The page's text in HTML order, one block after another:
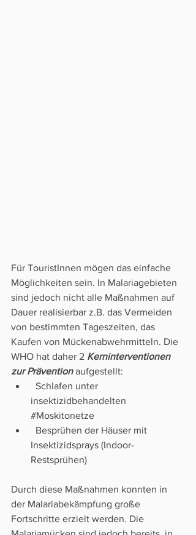
Für TouristInnen mögen das einfache
Möglichkeiten sein. In Malariagebieten
sind jedoch nicht alle Maßnahmen auf
Dauer realisierbar z.B. das Vermeiden
von bestimmten Tageszeiten, das
Kaufen von Mückenabwehrmitteln. Die
WHO hat daher 2 Kerninterventionen
zur Prävention aufgestellt:
insektizidbehandelten
#Moskitonetze
Insektizidsprays (Indoor-
Restsprühen)
Durch diese Maßnahmen konnten in
der Malariabekämpfung große
Fortschritte erzielt werden. Die